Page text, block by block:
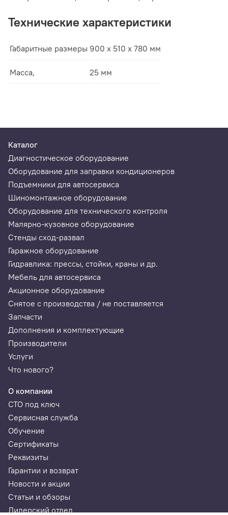
Технические характеристики
Габаритные размеры 900 х 510 х 780 мм
Масса, 25 мм
Каталог
Диагностическое оборудование
Оборудование для заправки кондиционеров
Подъемники для автосервиса
Шиномонтажное оборудование
Оборудование для технического контроля
Малярно-кузовное оборудование
Стенды сход-развал
Гаражное оборудование
Гидравлика: прессы, стойки, краны и др.
Мебель для автосервиса
Акционное оборудование
Снятое с производства / не поставляется
Запчасти
Дополнения и комплектующие
Производители
Услуги
Что нового?
О компании
СТО под ключ
Сервисная служба
Обучение
Сертификаты
Реквизиты
Гарантии и возврат
Новости и акции
Статьи и обзоры
Дилерский отдел